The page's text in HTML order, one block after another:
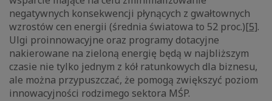
negatywnych konsekwencji płynących z gwałtownych
wzrostów cen energii (średnia światowa to 52 proc.)[5].
Ulgi proinnowacyjne oraz programy dotacyjne
nakierowane na zieloną energię będą w najbliższym
czasie nie tylko jednym z kół ratunkowych dla biznesu,
ale można przypuszczać, że pomogą zwiększyć poziom
innowacyjności rodzimego sektora MŚP.